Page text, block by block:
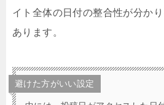
イト全体の日付の整合性が分か
あります。
避けた方がいい設定